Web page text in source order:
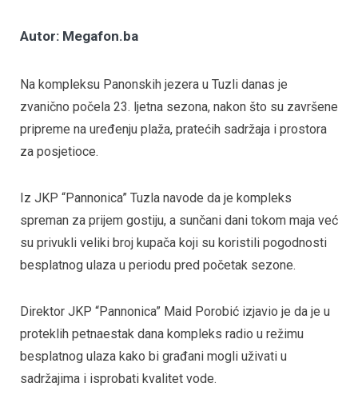
Autor: Megafon.ba
Na kompleksu Panonskih jezera u Tuzli danas je
zvanično počela 23. ljetna sezona, nakon što su završene
pripreme na uređenju plaža, pratećih sadržaja i prostora
za posjetioce.
Iz JKP “Pannonica” Tuzla navode da je kompleks
spreman za prijem gostiju, a sunčani dani tokom maja već
su privukli veliki broj kupača koji su koristili pogodnosti
besplatnog ulaza u periodu pred početak sezone.
Direktor JKP “Pannonica” Maid Porobić izjavio je da je u
proteklih petnaestak dana kompleks radio u režimu
besplatnog ulaza kako bi građani mogli uživati u
sadržajima i isprobati kvalitet vode.